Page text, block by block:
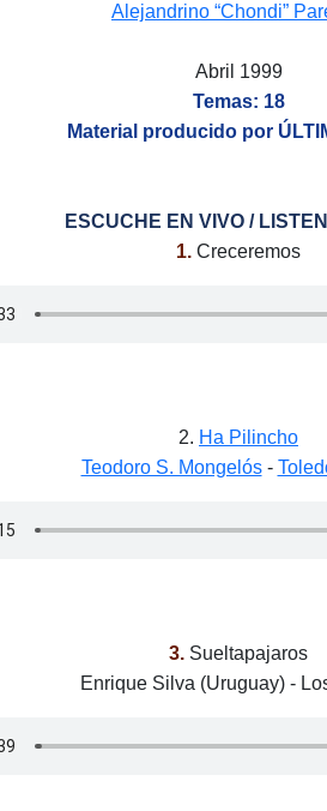
Alejandrino “Chondi”
Abril 1999
Temas: 18
Material producido por
ESCUCHE EN VIVO /
1. Creceremos
2. Ha Pilincho
Teodoro S. Mongelós-
3. Sueltapajaros
Enrique Silva (Uruguay) -